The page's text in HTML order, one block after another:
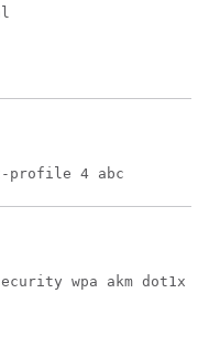
profile 4 abc
wpa akm dot1x